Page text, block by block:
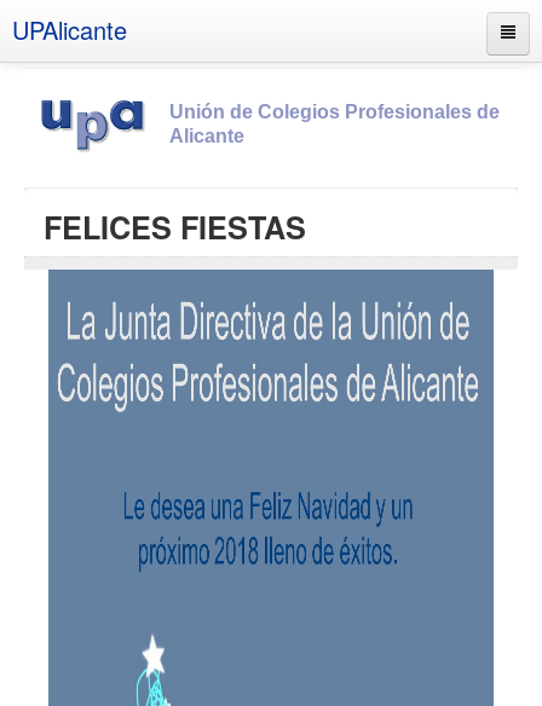
UPAlicante
Unión de Colegios Profesionales de
Alicante
Estatutos
Documentos
Boletines
FELICES FIESTAS